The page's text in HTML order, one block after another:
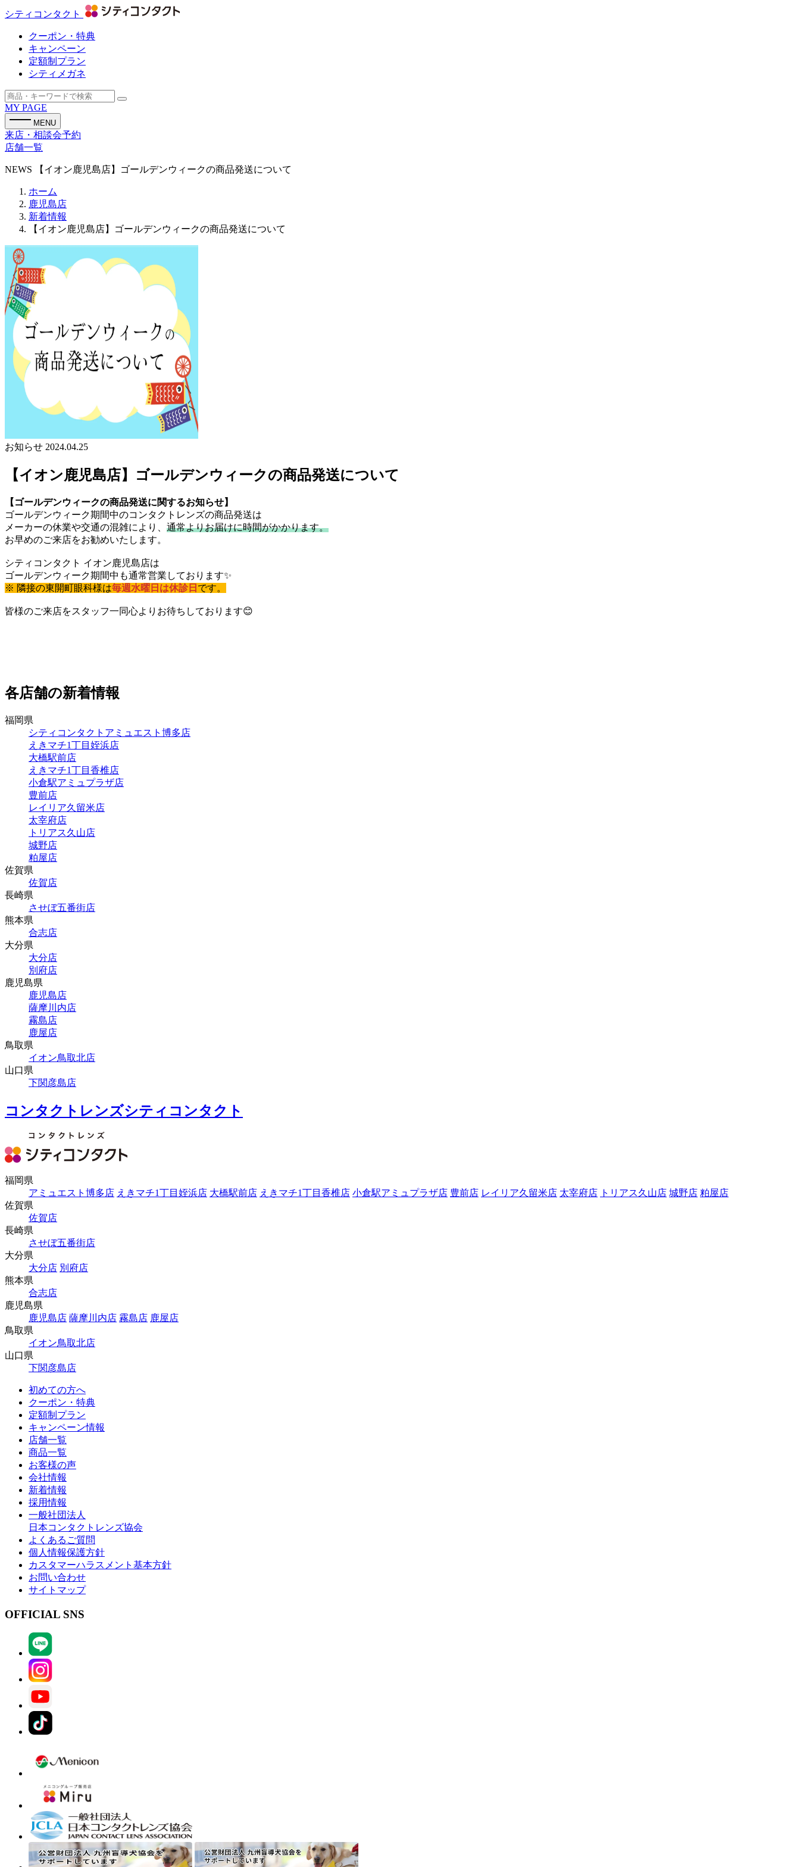
シティコンタクト
クーポン・特典
キャンペーン
定額制プラン
シティメガネ
MY PAGE
MENU
来店・相談会予約
店舗一覧
NEWS 【イオン鹿児島店】ゴールデンウィークの商品発送について
ホーム
鹿児島店
新着情報
【イオン鹿児島店】ゴールデンウィークの商品発送について
お知らせ 2024.04.25
【イオン鹿児島店】ゴールデンウィークの商品発送について
【ゴールデンウィークの商品発送に関するお知らせ】
ゴールデンウィーク期間中のコンタクトレンズの商品発送は
メーカーの休業や交通の混雑により、 通常よりお届けに時間がかかります。
お早めのご来店をお勧めいたします。
シティコンタクト イオン鹿児島店は
ゴールデンウィーク期間中も通常営業しております✨
※ 隣接の東開町眼科様は毎週水曜日は休診日 です。
皆様のご来店をスタッフ一同心よりお待ちしております😊
各店舗の新着情報
福岡県
シティコンタクトアミュエスト博多店
えきマチ1丁目姪浜店
大橋駅前店
えきマチ1丁目香椎店
小倉駅アミュプラザ店
豊前店
レイリア久留米店
太宰府店
トリアス久山店
城野店
粕屋店
佐賀県
佐賀店
長崎県
させぼ五番街店
熊本県
合志店
大分県
大分店
別府店
鹿児島県
鹿児島店
薩摩川内店
霧島店
鹿屋店
鳥取県
イオン鳥取北店
山口県
下関彦島店
コンタクトレンズシティコンタクト
福岡県
アミュエスト博多店 えきマチ1丁目姪浜店 大橋駅前店 えきマチ1丁目香椎店 小倉駅アミュプラザ店 豊前店 レイリア久留米店 太宰府店 トリアス久山店 城野店 粕屋店
佐賀県
佐賀店
長崎県
させぼ五番街店
大分県
大分店 別府店
熊本県
合志店
鹿児島県
鹿児島店 薩摩川内店 霧島店 鹿屋店
鳥取県
イオン鳥取北店
山口県
下関彦島店
初めての方へ
クーポン・特典
定額制プラン
キャンペーン情報
店舗一覧
商品一覧
お客様の声
会社情報
新着情報
採用情報
一般社団法人
日本コンタクトレンズ協会
よくあるご質問
個人情報保護方針
カスタマーハラスメント基本方針
お問い合わせ
サイトマップ
OFFICIAL SNS